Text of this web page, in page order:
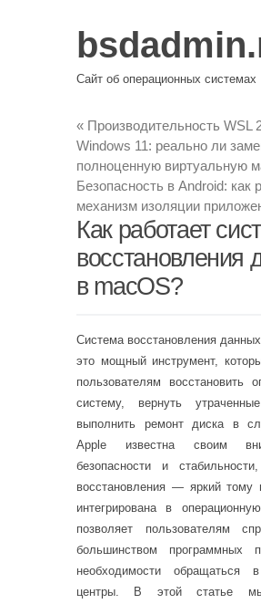
Сайт об операционных системах
« Производительность WSL
Windows 11: реально ли
полноценную виртуальную
Безопасность в Android: как
механизм изоляции
Как работает
восстановления
в macOS?
Система восстановления
это мощный инструмент,
пользователям восстановить
систему, вернуть
выполнить ремонт диска в
Apple известна своим
безопасности и
восстановления — яркий тому
интегрирована в
позволяет пользователям
большинством программных
необходимости обращаться
центры. В этой статье